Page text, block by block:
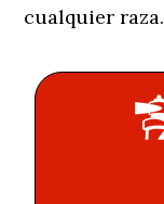
cualquier raza.